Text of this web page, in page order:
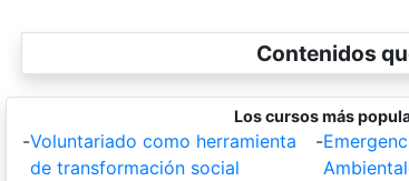
Contenidos
Los cursos más
-Voluntariado como herramienta
de transformación social
-